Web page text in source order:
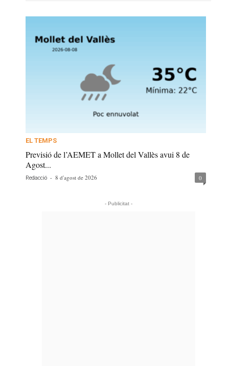
EL TEMPS
Previsió de l’AEMET a Mollet del Vallès avui 8 de
Agost...
Redacció - 8 d'agost de 2026 0
- Publicitat -